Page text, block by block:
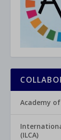
Academy
(ILCA)